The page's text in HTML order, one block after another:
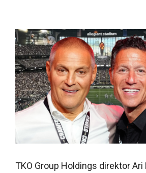
TKO Group Holdings direktor Ari